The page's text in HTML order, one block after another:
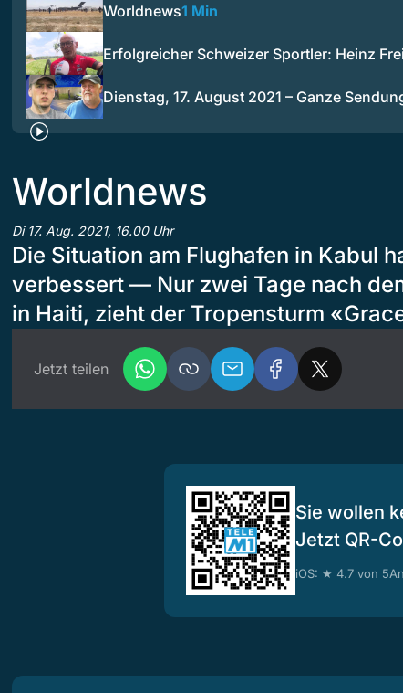
Worldnews1 Min
Erfolgreicher Schweizer Sportler: Heinz
Dienstag, 17. August 2021 – Ganze
Worldnews
Di 17. Aug. 2021, 16.00 Uhr
Die Situation am Flughafen in Kabul
verbessert — Nur zwei Tage nach
in Haiti, zieht der Tropensturm
Jetzt teilen
Sie wollen
Jetzt QR-
iOS: ★ 4.7 von 5